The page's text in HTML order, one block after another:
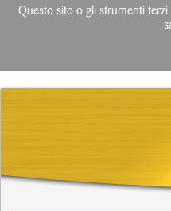
Questo sito o gli strumenti